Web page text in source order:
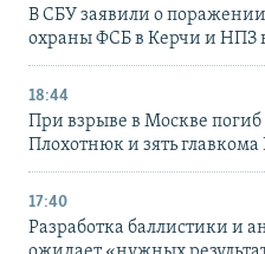
В СБУ заявили о
охраны ФСБ в Керчи и НПЗ
18:44
При взрыве в Москве
Плохотнюк и зять
17:40
Разработка баллистики и